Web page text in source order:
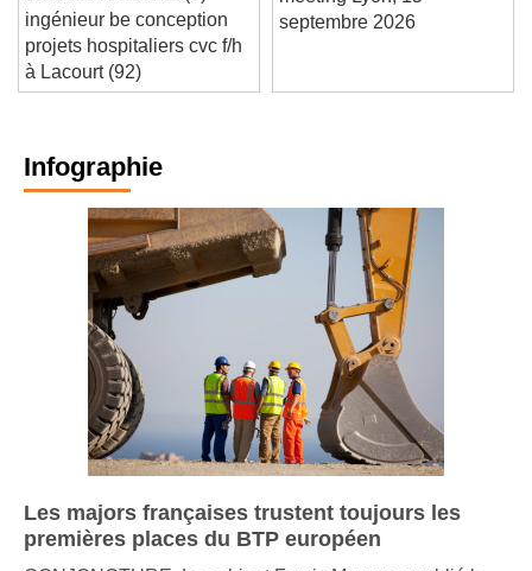
conseils recrute un(e)
ingénieur be conception
projets hospitaliers cvc f/h
à Lacourt (92)
meeting Lyon, 15
Infographie
Les majors françaises trustent toujours les
premières places du BTP européen